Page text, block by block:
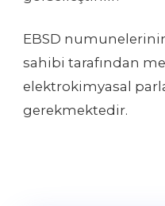
EBSD
sahibi tarafından
elektrokimyasal
gerekmektedir.